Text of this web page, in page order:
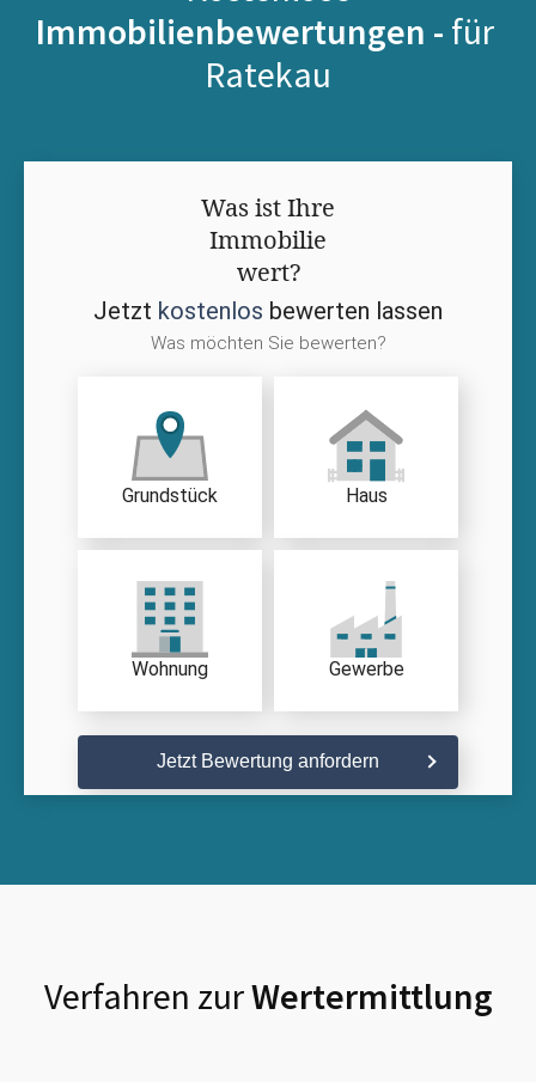
Immobilienbewertungen - für
Ratekau
Was ist Ihre
Immobilie
wert?
Jetzt kostenlos bewerten lassen
Was möchten Sie bewerten?
Grundstück Haus
Wohnung Gewerbe
Jetzt Bewertung anfordern
Verfahren zurWertermittlung